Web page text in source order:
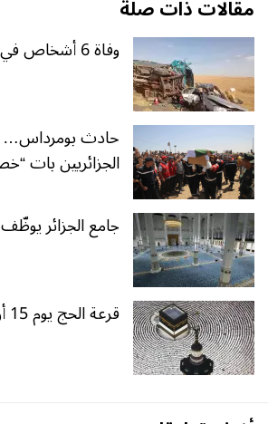
مقالات ذات صلة
وفاة 6 أشخاص في حادث مرور بتيارت
حادث بومرداس…
الجزائريين بات
جامع الجزائر يوظّف 8 أساتذة بحث
قرعة الحج يوم 15 أوت 2026